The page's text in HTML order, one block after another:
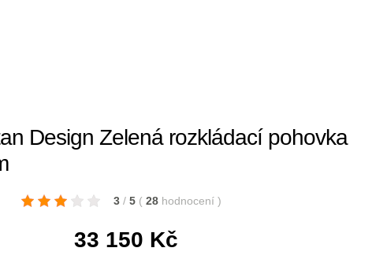
Design Zelená rozkládací pohovka
3 / 5 ( 28 hodnocení )
33 150 Kč